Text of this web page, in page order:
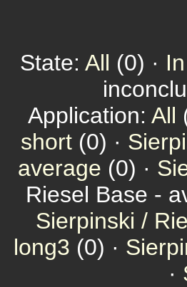
State: All (0) ·
Application: All
short (0) ·
average (0) ·
Riesel Base -
Sierpinski /
long3 (0) ·
·